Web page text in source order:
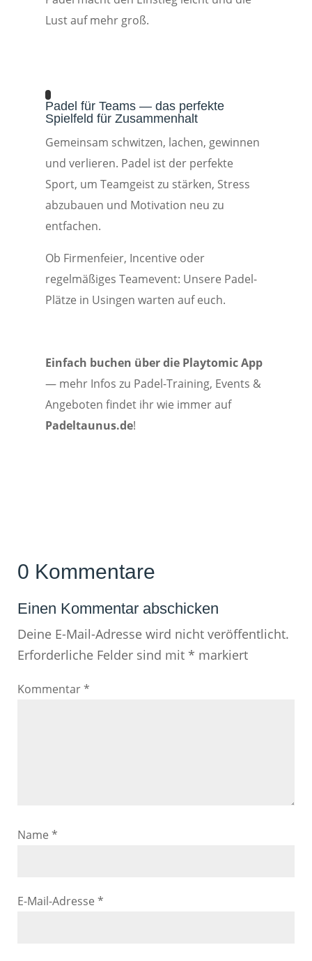
Lust auf mehr groß.
Padel für Teams — das perfekte
Spielfeld für Zusammenhalt
Gemeinsam schwitzen, lachen, gewinnen
und verlieren. Padel ist der perfekte
Sport, um Teamgeist zu stärken, Stress
abzubauen und Motivation neu zu
entfachen.
Ob Firmenfeier, Incentive oder
regelmäßiges Teamevent: Unsere Padel-
Plätze in Usingen warten auf euch.
Einfach buchen über die Playtomic App
— mehr Infos zu Padel-Training, Events &
Angeboten findet ihr wie immer auf
Padeltaunus.de!
0 Kommentare
Einen Kommentar abschicken
Deine E-Mail-Adresse wird nicht veröffentlicht.
Erforderliche Felder sind mit * markiert
Kommentar*
Name *
E-Mail-Adresse *